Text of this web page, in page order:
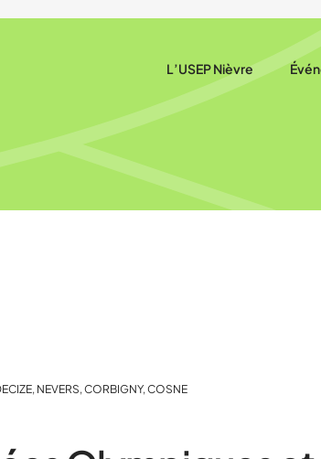
L’USEP Nièvre
Qui sommes-nous ?
Nos partenaires
Nous trouver
NEVERS, CORBIGNY, COSNE